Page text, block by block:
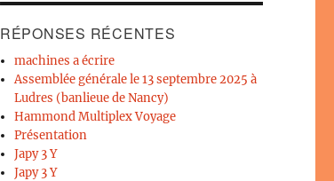
RÉPONSES RÉCENTES
machines a écrire
Assemblée générale le 13 septembre 2025 à
Ludres (banlieue de Nancy)
Hammond Multiplex Voyage
Présentation
Japy 3 Y
Japy 3 Y